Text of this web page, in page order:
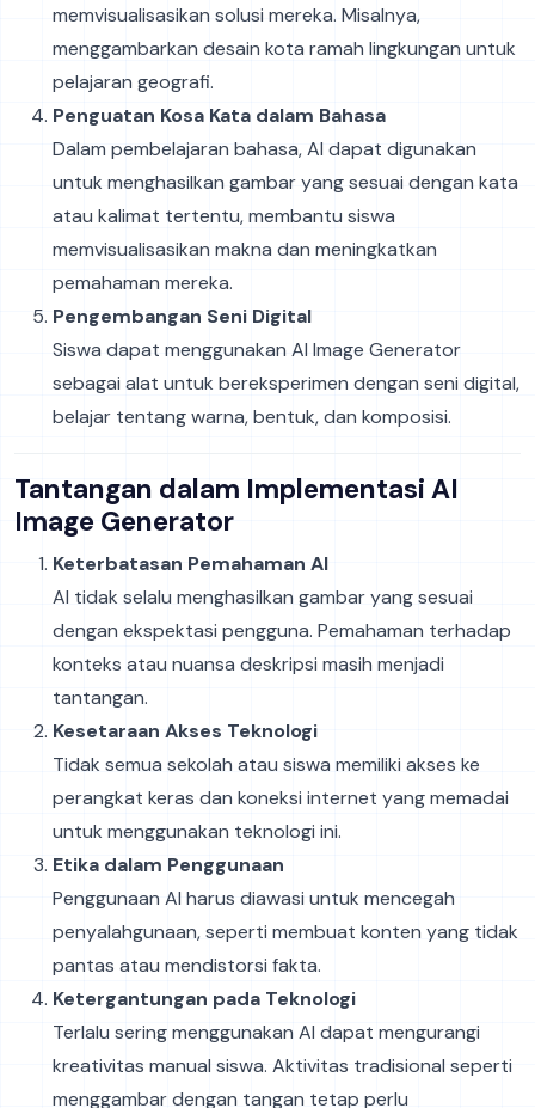
memvisualisasikan solusi mereka. Misalnya,
menggambarkan desain kota ramah lingkungan untuk
pelajaran geografi.
Penguatan Kosa Kata dalam Bahasa
Dalam pembelajaran bahasa, AI dapat digunakan
untuk menghasilkan gambar yang sesuai dengan kata
atau kalimat tertentu, membantu siswa
memvisualisasikan makna dan meningkatkan
pemahaman mereka.
Pengembangan Seni Digital
Siswa dapat menggunakan AI Image Generator
sebagai alat untuk bereksperimen dengan seni digital,
belajar tentang warna, bentuk, dan komposisi.
Tantangan dalam Implementasi AI
Image Generator
Keterbatasan Pemahaman AI
AI tidak selalu menghasilkan gambar yang sesuai
dengan ekspektasi pengguna. Pemahaman terhadap
konteks atau nuansa deskripsi masih menjadi
tantangan.
Kesetaraan Akses Teknologi
Tidak semua sekolah atau siswa memiliki akses ke
perangkat keras dan koneksi internet yang memadai
untuk menggunakan teknologi ini.
Etika dalam Penggunaan
Penggunaan AI harus diawasi untuk mencegah
penyalahgunaan, seperti membuat konten yang tidak
pantas atau mendistorsi fakta.
Ketergantungan pada Teknologi
Terlalu sering menggunakan AI dapat mengurangi
kreativitas manual siswa. Aktivitas tradisional seperti
menggambar dengan tangan tetap perlu